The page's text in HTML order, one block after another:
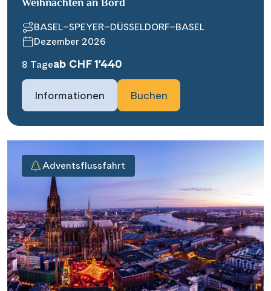
Weihnachten an Bord
BASEL–SPEYER–DÜSSELDORF–BASEL
Dezember 2026
8 Tageab CHF 1’440
Informationen Buchen
Adventsflussfahrt